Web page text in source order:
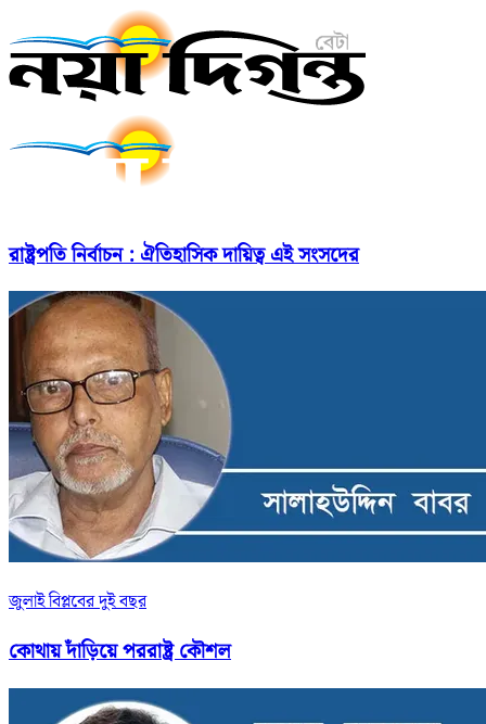
রাষ্ট্রপতি নির্বাচন : ঐতিহাসিক দায়িত্ব এই সংসদের
জুলাই বিপ্লবের দুই বছর
কোথায় দাঁড়িয়ে পররাষ্ট্র কৌশল